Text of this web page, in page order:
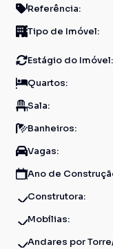
Referência:
Tipo de Imóvel:
Estágio do Imóvel:
Quartos:
Sala:
Banheiros:
Vagas:
Ano de
Construtora:
Mobílias:
Andares por